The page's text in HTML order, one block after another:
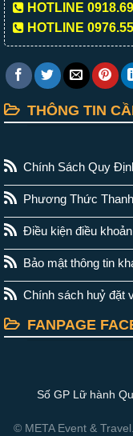
HOTLINE
HOTLINE
THÔNG TIN
Chính Sách Quy
Phương Thức
Điều kiện điều khoản
Bảo mật thông tin
Chính sách huỷ đặt
FANPAGE
Số GP Lữ hành
© META Event &